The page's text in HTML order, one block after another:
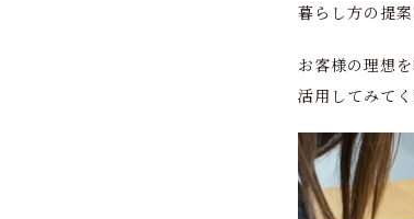
暮らし方の提
お客様の理想
活用してみてく